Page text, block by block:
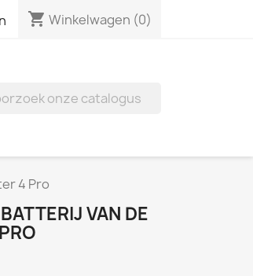
shopping_cart Winkelwagen (0)
4 Pro
VAN DE